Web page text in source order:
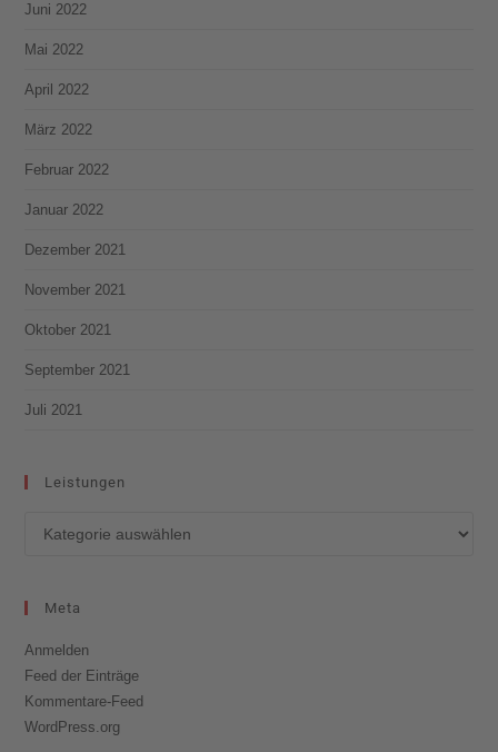
Juni 2022
Mai 2022
April 2022
März 2022
Februar 2022
Januar 2022
Dezember 2021
November 2021
Oktober 2021
September 2021
Juli 2021
Leistungen
Meta
Anmelden
Feed der Einträge
Kommentare-Feed
WordPress.org